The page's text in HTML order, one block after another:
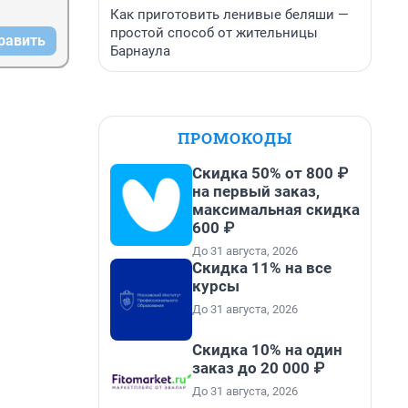
Как приготовить ленивые беляши —
простой способ от жительницы
Барнаула
ПРОМОКОДЫ
Скидка 50% от 800 ₽
на первый заказ,
максимальная скидка
600 ₽
До 31 августа, 2026
Скидка 11% на все
курсы
До 31 августа, 2026
Скидка 10% на один
заказ до 20 000 ₽
До 31 августа, 2026